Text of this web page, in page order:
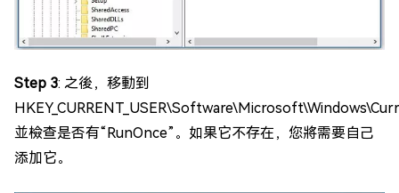
Step 3: 之後，移動到
並檢查是否有“RunOnce”。如果它不存在，您將需要自己
添加它。